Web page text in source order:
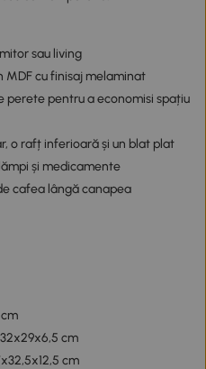
sau living
MDF cu finisaj melaminat
perete pentru a economisi spațiu
o rafț inferioară și un blat plat
și medicamente
cafea lângă canapea
cm
cm